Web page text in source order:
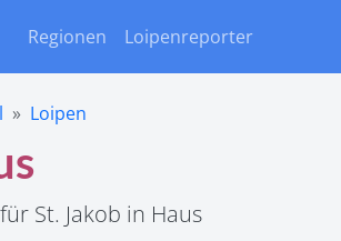
Regionen Loipenreporter
Loipen
St. Jakob in Haus